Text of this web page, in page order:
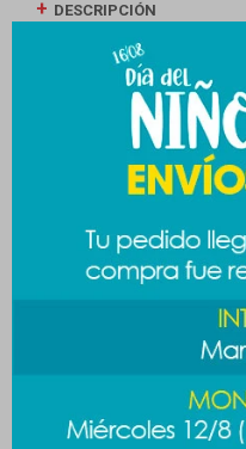
DESCRIPCIÓN
CAMBIOS Y
MEDIOS DE PAGO
Productos